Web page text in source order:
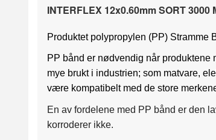
INTERFLEX 12x0.60mm SORT 3000
Produktet polypropylen (PP) Stramme
PP bånd er nødvendig når produktene
mye brukt i industrien; som matvare,
være kompatibelt med de store
En av fordelene med PP bånd er den
korroderer ikke.